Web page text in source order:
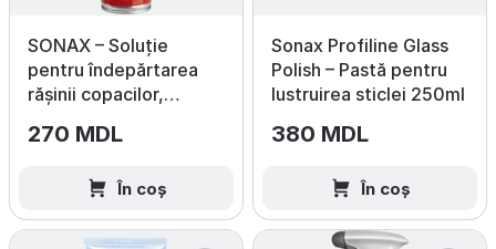
SONAX – Soluție
pentru îndepărtarea
rășinii copacilor,
270 MDL
În coș
Sonax Profiline Glass
Polish – Pastă pentru
lustruirea sticlei 250ml
380 MDL
În coș